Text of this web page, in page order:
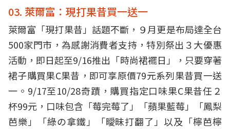
03. 萊爾富：現打果昔買一送一
萊爾富「現打果昔」話題不斷，９月更是布局達全台
500家門市，為感謝消費者支持，特別祭出３大優惠
活動，即日起至9/16推出「時尚裙襬日」，只要穿著
裙子購買果C果昔，即可享原價79元系列果昔買一送
一。9/17至10/28奇蹟，購買指定口味果C果昔任２
杯99元，口味包含「莓完莓了」「蘋果藍莓」「鳳梨
芭樂」「綠の拿鐵」「曖昧打翻了」以及「檸芭檸